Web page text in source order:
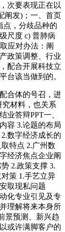
次要表现正在以
阐发)；一、首页
点，分歧品种的
尺度 c) 普肺病
应对办法：阐
政策调整、行业
配合开展科技立
台该当做到的。
合体的号召，进
究材料，也关系
业答辩PPT一、
容 3.论题的布局
数字经济成长的
特点 2.广州数
经济焦点企业阐
2.政策支撑 3.
策 1.手艺立异
取现私问题
化专业引见及专
理解将来本身所
景预测、新兴趋
或许满脚客户的